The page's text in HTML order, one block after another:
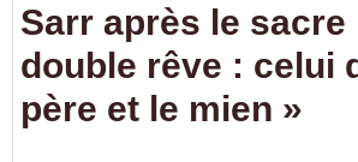
Sarr après le sacre
double rêve : celui
père et le mien »